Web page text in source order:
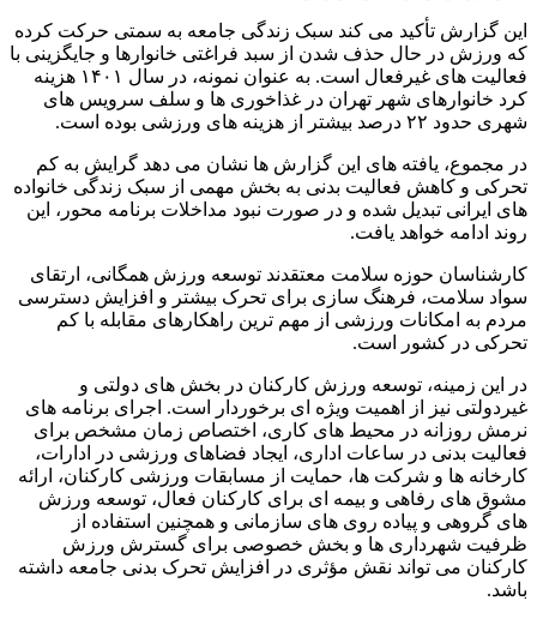
این گزارش تأکید می کند سبک زندگی جامعه به سمتی حرکت کرده
که ورزش در حال حذف شدن از سبد فراغتی خانوارها و جایگزینی با
فعالیت های غیرفعال است. به عنوان نمونه، در سال ۱۴۰۱ هزینه
کرد خانوارهای شهر تهران در غذاخوری ها و سلف سرویس های
شهری حدود ۲۲ درصد بیشتر از هزینه های ورزشی بوده است.
در مجموع، یافته های این گزارش ها نشان می دهد گرایش به کم
تحرکی و کاهش فعالیت بدنی به بخش مهمی از سبک زندگی خانواده
های ایرانی تبدیل شده و در صورت نبود مداخلات برنامه محور، این
روند ادامه خواهد یافت.
کارشناسان حوزه سلامت معتقدند توسعه ورزش همگانی، ارتقای
سواد سلامت، فرهنگ سازی برای تحرک بیشتر و افزایش دسترسی
مردم به امکانات ورزشی از مهم ترین راهکارهای مقابله با کم
تحرکی در کشور است.
در این زمینه، توسعه ورزش کارکنان در بخش های دولتی و
غیردولتی نیز از اهمیت ویژه ای برخوردار است. اجرای برنامه های
نرمش روزانه در محیط های کاری، اختصاص زمان مشخص برای
فعالیت بدنی در ساعات اداری، ایجاد فضاهای ورزشی در ادارات،
کارخانه ها و شرکت ها، حمایت از مسابقات ورزشی کارکنان، ارائه
مشوق های رفاهی و بیمه ای برای کارکنان فعال، توسعه ورزش
های گروهی و پیاده روی های سازمانی و همچنین استفاده از
ظرفیت شهرداری ها و بخش خصوصی برای گسترش ورزش
کارکنان می تواند نقش مؤثری در افزایش تحرک بدنی جامعه داشته
باشد.